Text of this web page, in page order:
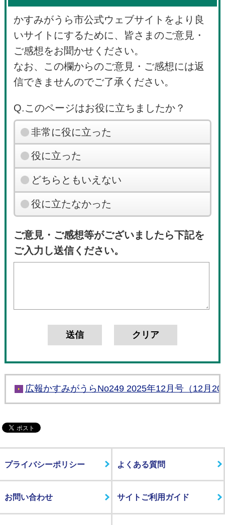
かすみがうら市公式ウェブサイトをより良
いサイトにするために、皆さまのご意見・
ご感想をお聞かせください。
なお、この欄からのご意見・ご感想には返
信できませんのでご了承ください。
Q.このページはお役に立ちましたか？
非常に役に立った
役に立った
どちらともいえない
役に立たなかった
ご意見・ご感想等がございましたら下記を
ご入力し送信ください。
広報かすみがうらNo249 2025年12月号（12月20
プライバシーポリシー よくある質問
お問い合わせ サイトご利用ガイド